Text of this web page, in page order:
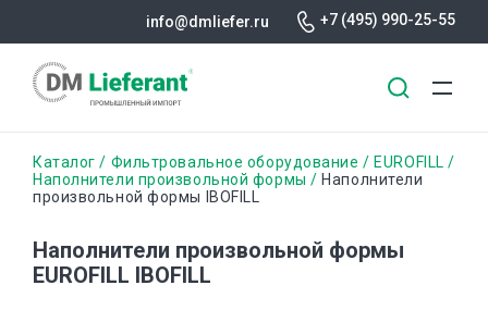
основному
info@dmliefer.ru +7 (495) 990-25-55
Строка
навигации
Каталог Фильтровальное оборудование
EUROFILL
Наполнители произвольной формы
Наполнители
произвольной формы IBOFILL
Наполнители произвольной формы
EUROFILL IBOFILL